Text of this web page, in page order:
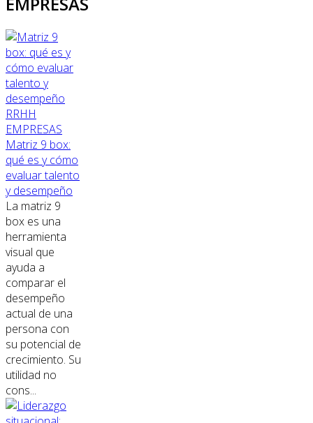
RRHH
EMPRESAS
Matriz 9 box:
qué es y cómo
evaluar talento
y desempeño
La matriz 9
box es una
herramienta
visual que
ayuda a
comparar el
desempeño
actual de una
persona con
su potencial de
crecimiento. Su
utilidad no
cons...